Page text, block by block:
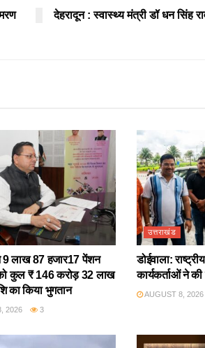
देहरादून : स्वास्थ्य मंत्री डॉ धन सिंह
9 लाख 87 हजार17 पेंशन
को कुल ₹ 146 करोड़ 32 लाख
का किया भुगतान
2026 3
उत्तराखंड
डोईवाला:
कार्यकर्ताओं ने की
AUGUST 8, 2026